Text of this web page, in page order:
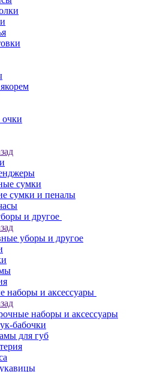
сумки
сумки и пеналы
и другое
уборы и другое
наборы и аксессуары
наборы и аксессуары
бабочки
для губ